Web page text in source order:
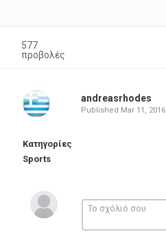
577
προβολές
andreasrhodes
Published Mar 11, 2016
Κατηγορίες
Sports